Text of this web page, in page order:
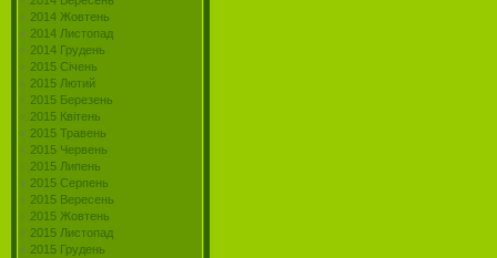
2014 Жовтень
2014 Листопад
2014 Грудень
2015 Січень
2015 Лютий
2015 Березень
2015 Квітень
2015 Травень
2015 Червень
2015 Липень
2015 Серпень
2015 Вересень
2015 Жовтень
2015 Листопад
2015 Грудень